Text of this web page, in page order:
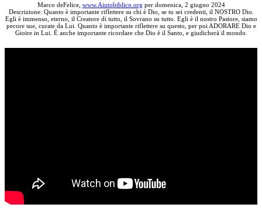
Marco deFelice, www.Aiutobiblico.org per domenica, 2 giugno 2024
Descrizione: Quanto è importante riflettere su chi è Dio, se tu sei credenti, il NOSTRO Dio.
Egli è immenso, eterno, il Creatore di tutto, il Sovrano su tutto. Egli è il nostro Pastore, siamo
pecore sue, curate da Lui. Quanto è importante riflettere su questo, per poi ADORARE Dio e
Gioire in Lui. È anche importante ricordare che Dio è il Santo, e giudicherà il mondo.